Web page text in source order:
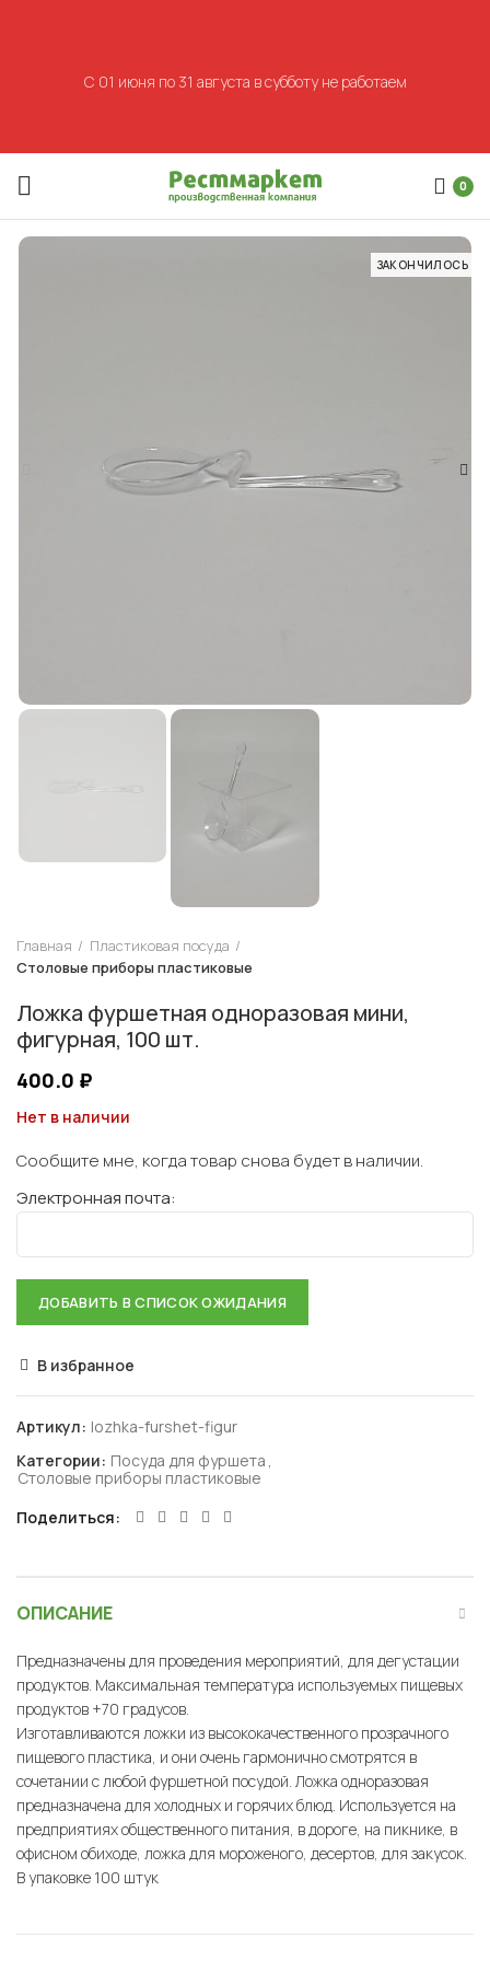
0
ЗАКОНЧИЛОСЬ
Главная
Пластиковая посуда
Столовые приборы пластиковые
Ложка фуршетная одноразовая мини,
фигурная, 100 шт.
400.0 ₽
Нет в наличии
Сообщите мне, когда товар снова будет в наличии.
Электронная почта:
В избранное
Артикул: lozhka-furshet-figur
Категории: Посуда для фуршета ,
Столовые приборы пластиковые
Поделиться
ОПИСАНИЕ
Предназначены для проведения мероприятий, для дегустации
продуктов. Максимальная температура используемых пищевых
продуктов +70 градусов.
Изготавливаются ложки из высококачественного прозрачного
пищевого пластика, и они очень гармонично смотрятся в
сочетании с любой фуршетной посудой. Ложка одноразовая
предназначена для холодных и горячих блюд. Используется на
предприятиях общественного питания, в дороге, на пикнике, в
офисном обиходе, ложка для мороженого, десертов, для закусок.
В упаковке 100 штук
С 01 июня по 31 августа в субботу не работаем